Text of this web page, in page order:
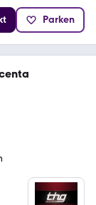
Parken